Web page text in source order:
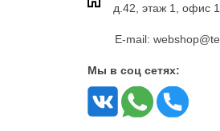
д.42, этаж 1, офис
E-mail:
Мы в соц сетях: